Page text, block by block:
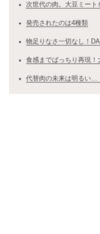
次世代の肉。大豆ミート
発売されたのは4種類
物足りなさ一切なし！
食感までばっちり再現
代替肉の未来は明るい…